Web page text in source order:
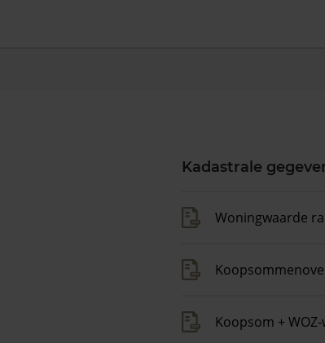
Kadastrale
Woningwaarde
Koopsom +